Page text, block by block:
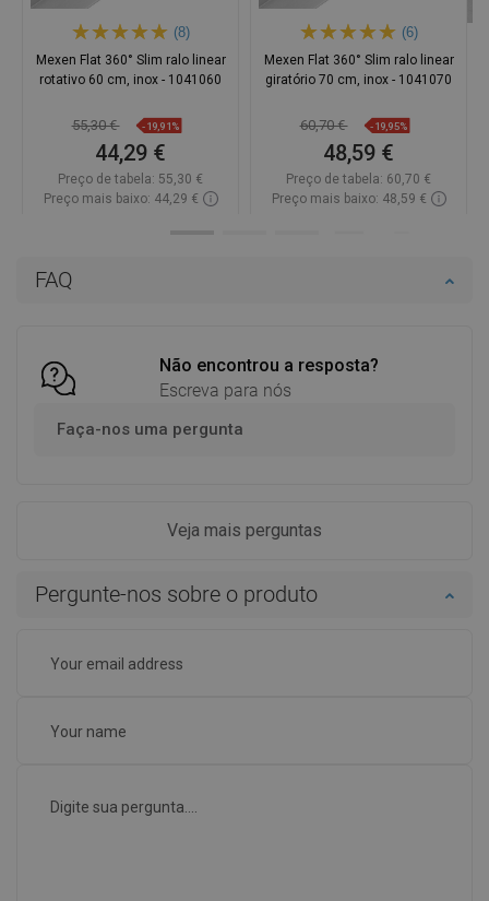
FAQ
Não encontrou a resposta?
Escreva para nós
Faça-nos uma pergunta
Veja mais perguntas
Pergunte-nos sobre o produto
(8)
Mexen Flat 360° Slim ralo linear
rotativo 60 cm, inox - 1041060
55,30 € -19,91%
44,29 €
Preço de tabela: 55,30 €
Preço mais baixo: 44,29 €
(6)
Mexen Flat 360° Slim ralo linear
giratório 70 cm, inox - 1041070
60,70 € -19,95%
48,59 €
Preço de tabela: 60,70 €
Preço mais baixo: 48,59 €